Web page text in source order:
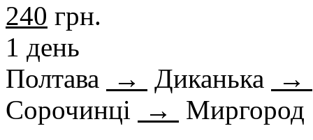
240 грн.
1 день
Полтава
→ Диканька →
Сорочинці
→ Миргород